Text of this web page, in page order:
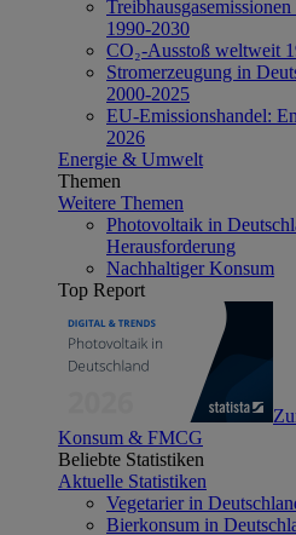
1990-2030
CO₂-Ausstoß weltweit
Stromerzeugung in
2000-2025
EU-Emissionshandel:
2026
Energie & Umwelt
Themen
Weitere Themen
Photovoltaik in
Herausforderung
Nachhaltiger Konsum
Top Report
Konsum & FMCG
Beliebte Statistiken
Aktuelle Statistiken
Vegetarier in
Bierkonsum in